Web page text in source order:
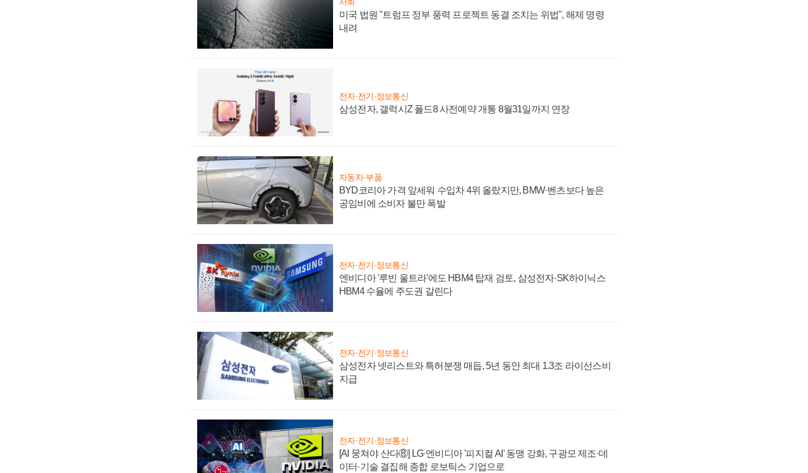
미국 법원 "트럼프 정부 풍력 프로젝트 동결 조치는 위법", 해제 명령
내려
전자·전기·정보통신
삼성전자, 갤럭시Z 폴드8 사전예약 개통 8월31일까지 연장
자동차·부품
BYD코리아 가격 앞세워 수입차 4위 올랐지만, BMW·벤츠보다 높은
공임비에 소비자 불만 폭발
전자·전기·정보통신
엔비디아 '루빈 울트라'에도 HBM4 탑재 검토, 삼성전자·SK하이닉스
HBM4 수율에 주도권 갈린다
전자·전기·정보통신
삼성전자 넷리스트와 특허분쟁 매듭, 5년 동안 최대 1.3조 라이선스비
지급
전자·전기·정보통신
[AI 뭉쳐야 산다⑧] LG·엔비디아 '피지컬 AI' 동맹 강화, 구광모 제조·데
이터·기술 결집해 종합 로보틱스 기업으로